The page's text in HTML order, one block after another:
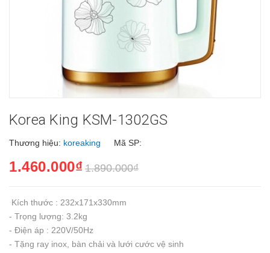
Korea King KSM-1302GS
Thương hiệu: koreaking Mã SP:
1.460.000₫ 1.890.000₫
Kích thước : 232x171x330mm
- Trọng lượng: 3.2kg
- Điện áp : 220V/50Hz
- Tặng ray inox, bàn chải và lưới cước vệ sinh